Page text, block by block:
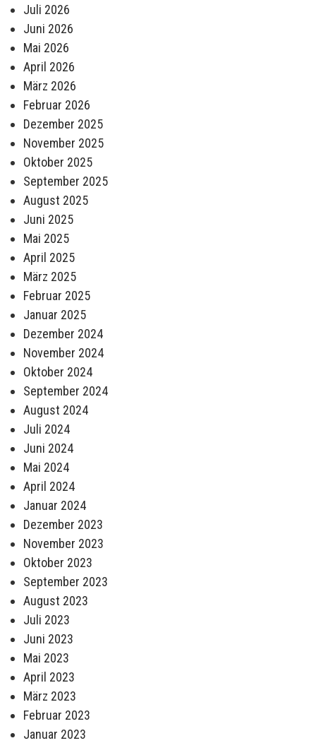
Juli 2026
Juni 2026
Mai 2026
April 2026
März 2026
Februar 2026
Dezember 2025
November 2025
Oktober 2025
September 2025
August 2025
Juni 2025
Mai 2025
April 2025
März 2025
Februar 2025
Januar 2025
Dezember 2024
November 2024
Oktober 2024
September 2024
August 2024
Juli 2024
Juni 2024
Mai 2024
April 2024
Januar 2024
Dezember 2023
November 2023
Oktober 2023
September 2023
August 2023
Juli 2023
Juni 2023
Mai 2023
April 2023
März 2023
Februar 2023
Januar 2023